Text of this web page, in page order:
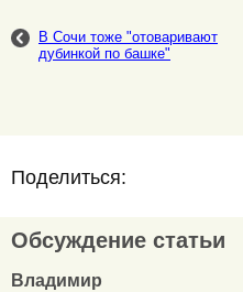
В Сочи тоже "отоваривают
дубинкой по башке"
Поделиться:
Обсуждение статьи
Владимир